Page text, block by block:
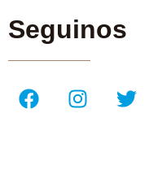
Seguinos